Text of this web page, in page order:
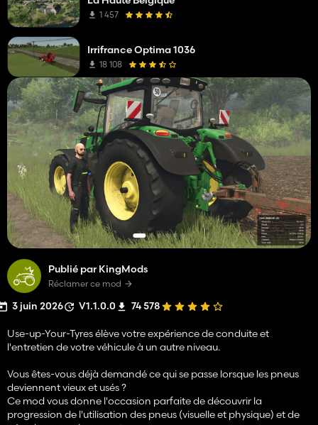
Publié par KingMods
Réclamer ce mod
3 juin 2026 V1.1.0.0 74 578
Use-up-Your-Tyres élève votre expérience de conduite et
l'entretien de votre véhicule à un autre niveau.
Vous êtes-vous déjà demandé ce qui se passe lorsque les pneus
deviennent vieux et usés ?
Ce mod vous donne l'occasion parfaite de découvrir la
progression de l'utilisation des pneus (visuelle et physique) et de
1 457
Irrifrance Optima 1036
18 108